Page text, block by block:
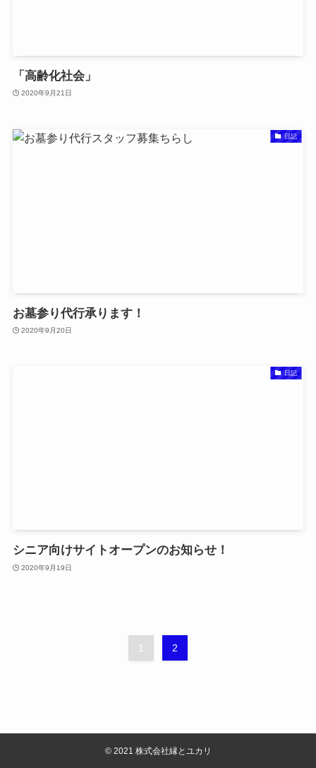
「高齢化社会」
2020年9月21日
日記
お墓参り代行承ります！
2020年9月20日
日記
シニア向けサイトオープンのお知らせ！
2020年9月19日
1 2
©2021 株式会社縁とユカリ